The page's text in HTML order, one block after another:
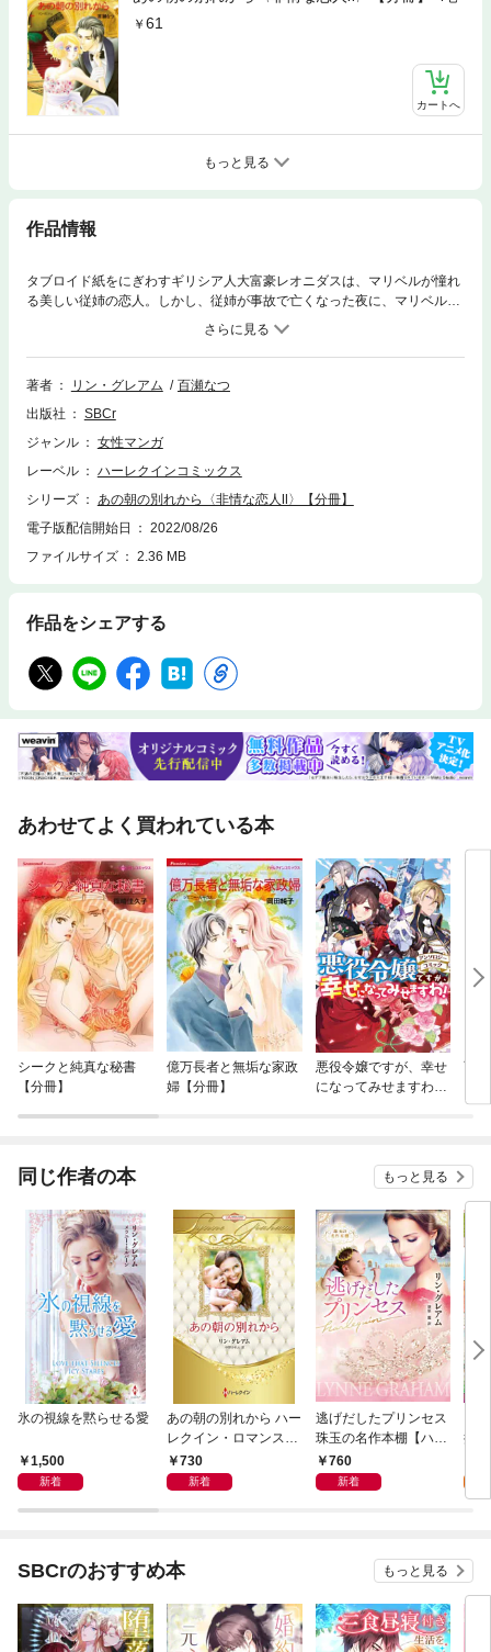
61
カートへ
もっと見る
作品情報
タブロイド紙をにぎわすギリシア人大富豪レオニダスは、マリベルが憧れ
る美しい従姉の恋人。しかし、従姉が事故で亡くなった夜に、マリベルは
彼と一夜かぎりの熱い愛を交わしてしまう！ 従姉の貧弱な代用品だとわか
っていながらも、その朝の冷たい別れに絶望するマリベル。２年ぶりに彼
と再会するが、彼女には決して知られてはいけない秘密があった。それは
――「君は僕の子を産んだんだね」しかも、その事実がパパラッチにより
著者 リン・グレアム
百瀬なつ
出版社
SBCr
ジャンル
女性マンガ
レーベル
ハーレクインコミックス
シリーズ
あの朝の別れから〈非情な恋人Ⅱ〉【分冊】
電子版配信開始日
2022/08/26
ファイルサイズ
2.36 MB
作品をシェアする
あわせてよく買われている本
シークと純真な秘書
【分冊】
億万長者と無垢な家政
婦【分冊】
悪役令嬢ですが、幸せ
になってみせますわ！
百
同じ作者の本 もっと見る
氷の視線を黙らせる愛
1,500
新着
あの朝の別れから ハー
レクイン・ロマンス・
プレミアム～リン・グ
レアム・ベスト・セレ
730
新着
逃げだしたプリンセス
珠玉の名作本棚【ハー
レクイン文庫版】
760
新着
推
SBCrのおすすめ本 もっと見る